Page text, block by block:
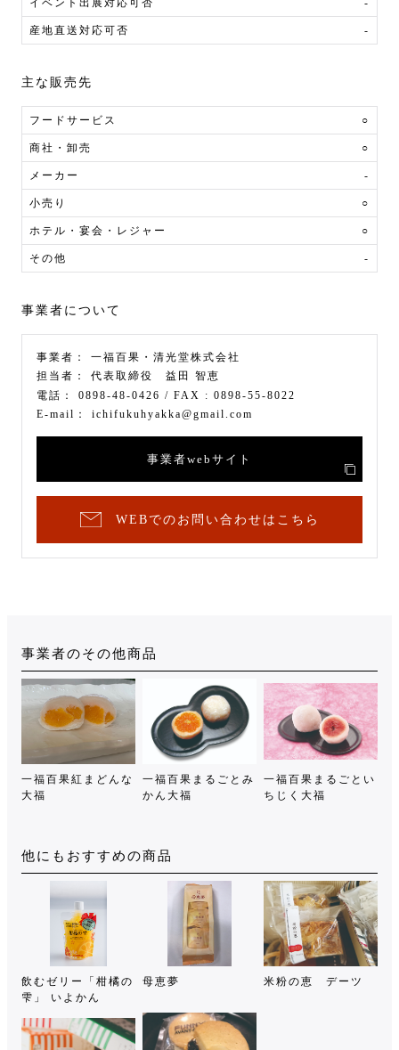
イベント出展対応可否 -
産地直送対応可否 -
主な販売先
フードサービス ○
商社・卸売 ○
メーカー -
小売り ○
ホテル・宴会・レジャー ○
その他 -
事業者について
事業者： 一福百果・清光堂株式会社
担当者： 代表取締役 益田 智恵
電話： 0898-48-0426 / FAX : 0898-55-8022
E-mail： ichifukuhyakka@gmail.com
事業者webサイト
WEBでのお問い合わせはこちら
事業者のその他商品
一福百果紅まどんな
大福
一福百果まるごとみ
かん大福
一福百果まるごとい
ちじく大福
他にもおすすめの商品
飲むゼリー「柑橘の
雫」 いよかん
母恵夢 米粉の恵 デーツ